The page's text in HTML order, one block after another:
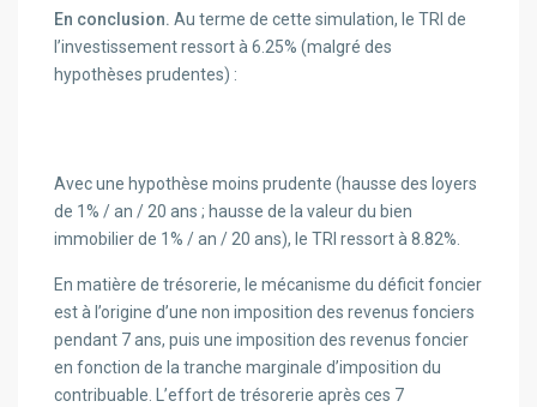
En conclusion. Au terme de cette simulation, le TRI de
l’investissement ressort à 6.25% (malgré des
hypothèses prudentes) :
Avec une hypothèse moins prudente (hausse des loyers
de 1% / an / 20 ans ; hausse de la valeur du bien
immobilier de 1% / an / 20 ans), le TRI ressort à 8.82%.
En matière de trésorerie, le mécanisme du déficit foncier
est à l’origine d’une non imposition des revenus fonciers
pendant 7 ans, puis une imposition des revenus foncier
en fonction de la tranche marginale d’imposition du
contribuable. L’effort de trésorerie après ces 7